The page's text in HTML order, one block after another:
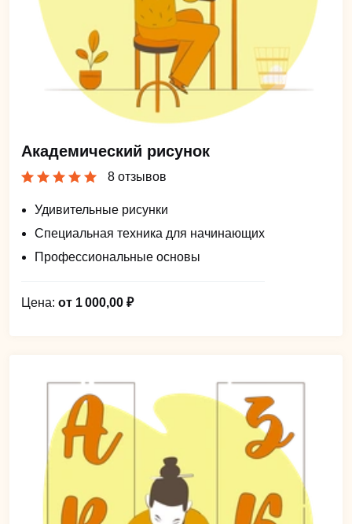
Академический рисунок
8 отзывов
Удивительные рисунки
Специальная техника для начинающих
Профессиональные основы
Цена: от 1 000,00 ₽